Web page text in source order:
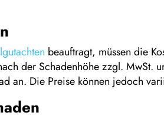
beauftragt, müssen die
der Schadenhöhe zzgl. MwSt.
an. Die Preise können jedoch